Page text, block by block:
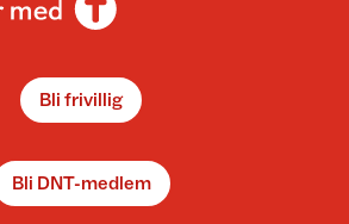
Bli frivillig
Bli DNT-medlem